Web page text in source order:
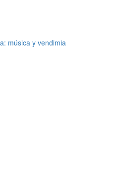
música y vendimia